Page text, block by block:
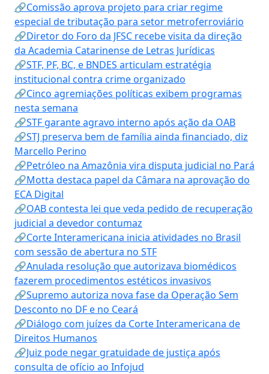
🔗Comissão aprova projeto para criar regime
especial de tributação para setor metroferroviário
🔗Diretor do Foro da JFSC recebe visita da direção
da Academia Catarinense de Letras Jurídicas
🔗STF, PF, BC, e BNDES articulam estratégia
institucional contra crime organizado
🔗Cinco agremiações políticas exibem programas
nesta semana
🔗STF garante agravo interno após ação da OAB
🔗STJ preserva bem de família ainda financiado, diz
Marcello Perino
🔗Petróleo na Amazônia vira disputa judicial no Pará
🔗Motta destaca papel da Câmara na aprovação do
ECA Digital
🔗OAB contesta lei que veda pedido de recuperação
judicial a devedor contumaz
🔗Corte Interamericana inicia atividades no Brasil
com sessão de abertura no STF
🔗Anulada resolução que autorizava biomédicos
fazerem procedimentos estéticos invasivos
🔗Supremo autoriza nova fase da Operação Sem
Desconto no DF e no Ceará
🔗Diálogo com juízes da Corte Interamericana de
Direitos Humanos
🔗Juiz pode negar gratuidade de justiça após
consulta de ofício ao Infojud